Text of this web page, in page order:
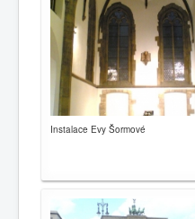
Contacts
Congregations
Links
Leave message
Instalace Evy Šormové